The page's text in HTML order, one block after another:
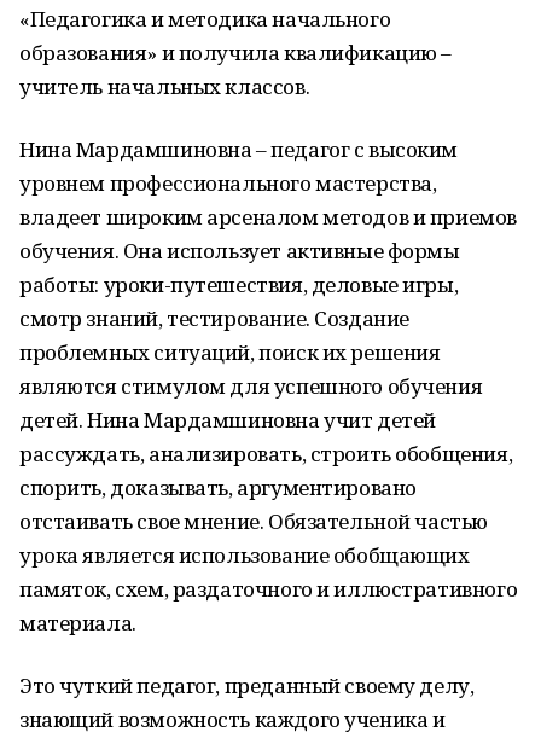
«Педагогика и методика начального
образования» и получила квалификацию –
учитель начальных классов.
Нина Мардамшиновна – педагог с высоким
уровнем профессионального мастерства,
владеет широким арсеналом методов и приемов
обучения. Она использует активные формы
работы: уроки-путешествия, деловые игры,
смотр знаний, тестирование. Создание
проблемных ситуаций, поиск их решения
являются стимулом для успешного обучения
детей. Нина Мардамшиновна учит детей
рассуждать, анализировать, строить обобщения,
спорить, доказывать, аргументировано
отстаивать свое мнение. Обязательной частью
урока является использование обобщающих
памяток, схем, раздаточного и иллюстративного
материала.
Это чуткий педагог, преданный своему делу,
знающий возможность каждого ученика и